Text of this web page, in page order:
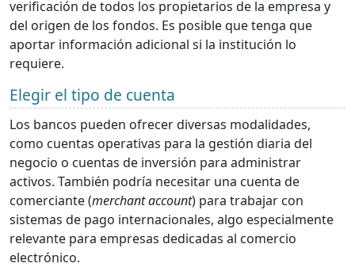
verificación de todos los propietarios de la empresa y
del origen de los fondos. Es posible que tenga que
aportar información adicional si la institución lo
requiere.
Elegir el tipo de cuenta
Los bancos pueden ofrecer diversas modalidades,
como cuentas operativas para la gestión diaria del
negocio o cuentas de inversión para administrar
activos. También podría necesitar una cuenta de
comerciante (merchant account) para trabajar con
sistemas de pago internacionales, algo especialmente
relevante para empresas dedicadas al comercio
electrónico.